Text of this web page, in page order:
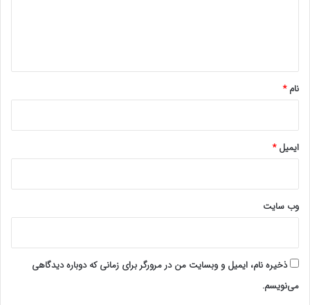
نام*
ایمیل*
وب‌ سایت
ذخیره نام، ایمیل و وبسایت من در مرورگر برای زمانی که دوباره دیدگاهی
می‌نویسم.